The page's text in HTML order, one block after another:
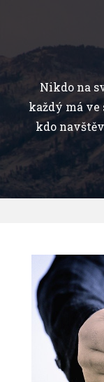
obsahu
Nikdo na
každý má ve
kdo